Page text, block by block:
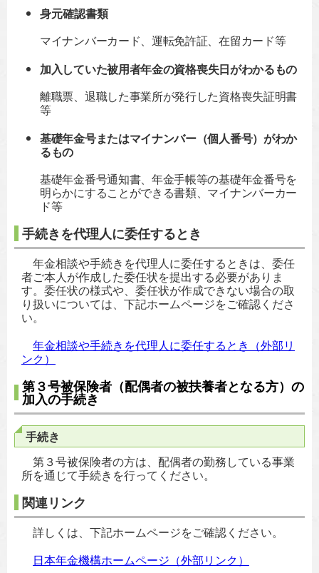
身元確認書類
マイナンバーカード、運転免許証、在留カード等
加入していた被用者年金の資格喪失日がわかるもの
離職票、退職した事業所が発行した資格喪失証明書
等
基礎年金号またはマイナンバー（個人番号）がわか
るもの
基礎年金番号通知書、年金手帳等の基礎年金番号を
明らかにすることができる書類、マイナンバーカー
ド等
手続きを代理人に委任するとき
年金相談や手続きを代理人に委任するときは、委任
者ご本人が作成した委任状を提出する必要がありま
す。委任状の様式や、委任状が作成できない場合の取
り扱いについては、下記ホームページをご確認くださ
い。
年金相談や手続きを代理人に委任するとき（外部リ
ンク）
第３号被保険者（配偶者の被扶養者となる方）の
加入の手続き
手続き
第３号被保険者の方は、配偶者の勤務している事業
所を通じて手続きを行ってください。
関連リンク
詳しくは、下記ホームページをご確認ください。
日本年金機構ホームページ（外部リンク）